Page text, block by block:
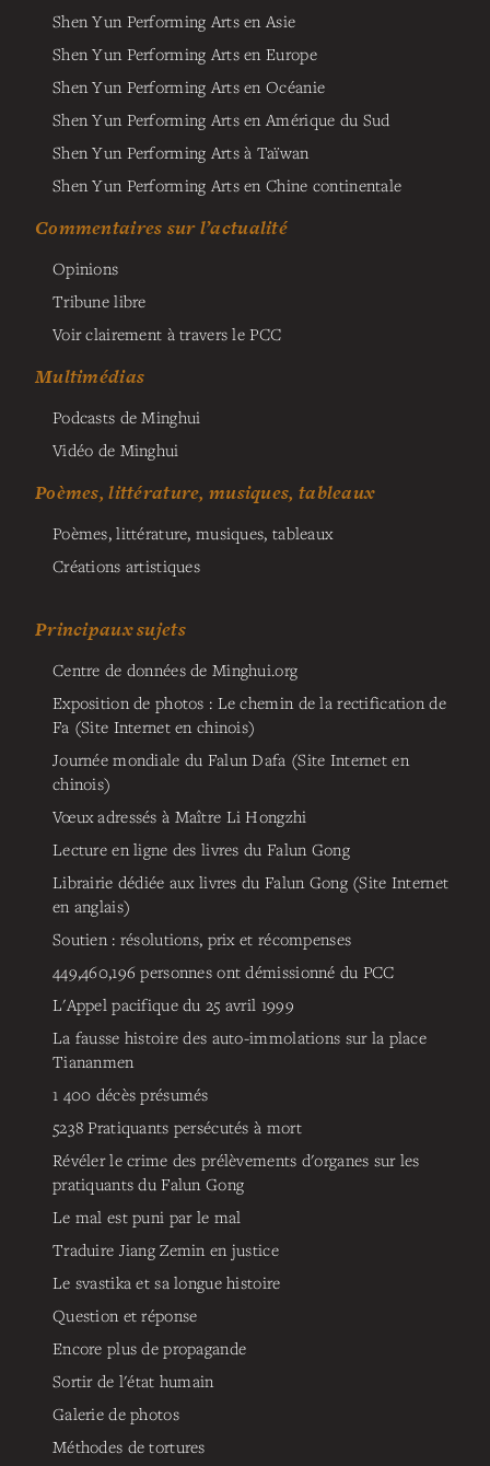
Shen Yun Performing Arts en Asie
Shen Yun Performing Arts en Europe
Shen Yun Performing Arts en Océanie
Shen Yun Performing Arts en Amérique du Sud
Shen Yun Performing Arts à Taïwan
Shen Yun Performing Arts en Chine continentale
Commentaires sur l’actualité
Opinions
Tribune libre
Voir clairement à travers le PCC
Multimédias
Podcasts de Minghui
Vidéo de Minghui
Poèmes, littérature, musiques, tableaux
Poèmes, littérature, musiques, tableaux
Créations artistiques
Principaux sujets
Centre de données de Minghui.org
Exposition de photos : Le chemin de la rectification de
Fa (Site Internet en chinois)
Journée mondiale du Falun Dafa (Site Internet en
chinois)
Vœux adressés à Maître Li Hongzhi
Lecture en ligne des livres du Falun Gong
Librairie dédiée aux livres du Falun Gong (Site Internet
en anglais)
Soutien : résolutions, prix et récompenses
449,460,196 personnes ont démissionné du PCC
L'Appel pacifique du 25 avril 1999
La fausse histoire des auto-immolations sur la place
Tiananmen
1 400 décès présumés
5238 Pratiquants persécutés à mort
Révéler le crime des prélèvements d'organes sur les
pratiquants du Falun Gong
Le mal est puni par le mal
Traduire Jiang Zemin en justice
Le svastika et sa longue histoire
Question et réponse
Encore plus de propagande
Sortir de l'état humain
Galerie de photos
Méthodes de tortures